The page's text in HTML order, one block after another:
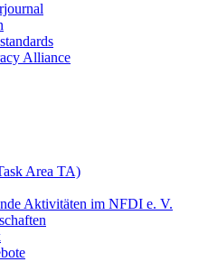
Alliance
Area TA)
Aktivitäten im NFDI e. V.